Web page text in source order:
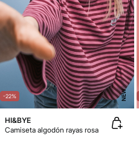
-22% NEW
HI&BYE
Camiseta algodón rayas rosa